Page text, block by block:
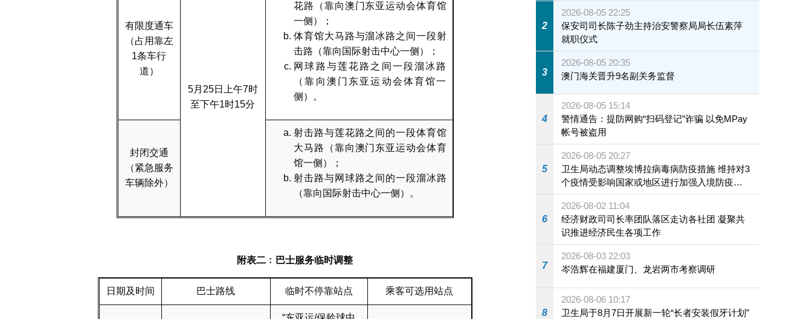
有限度通车
（占用靠左
1条车行
道）
5月25日上午7时
至下午1时15分
花路（靠向澳门东亚运动会体育馆
一侧）；
体育馆大马路与溜冰路之间一段射
击路（靠向国际射击中心一侧）；
网球路与莲花路之间一段溜冰路
（靠向澳门东亚运动会体育馆一
侧）。
封闭交通
（紧急服务
车辆除外）
射击路与莲花路之间的一段体育馆
大马路（靠向澳门东亚运动会体育
馆一侧）；
射击路与网球路之间的一段溜冰路
（靠向国际射击中心一侧）。
附表二﹕巴士服务临时调整
日期及时间 巴士路线 临时不停靠站点 乘客可选用站点
2
2026-08-05 22:25
保安司司长陈子劲主持治安警察局局长伍素萍
就职仪式
3
2026-08-05 20:35
澳门海关晋升9名副关务监督
4
2026-08-05 15:14
警情通告：提防网购“扫码登记”诈骗 以免MPay
帐号被盗用
5
2026-08-05 20:27
卫生局动态调整埃博拉病毒病防疫措施 维持对3
个疫情受影响国家或地区进行加强入境防疫措
施
6
2026-08-02 11:04
经济财政司司长率团队落区走访各社团 凝聚共
识推进经济民生各项工作
7
2026-08-03 22:03
岑浩辉在福建厦门、龙岩两市考察调研
8
2026-08-06 10:17
卫生局于8月7日开展新一轮“长者安装假牙计划”